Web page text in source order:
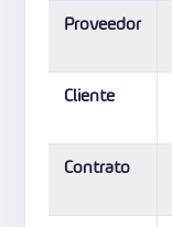
Proveedor
Cliente
Contrato